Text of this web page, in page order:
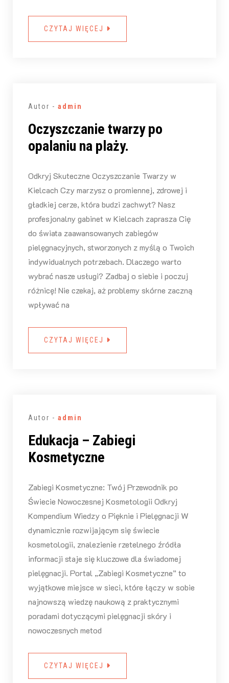
CZYTAJ WIĘCEJ
Autor - admin
Oczyszczanie twarzy po
opalaniu na plaży.
Odkryj Skuteczne Oczyszczanie Twarzy w
Kielcach Czy marzysz o promiennej, zdrowej i
gładkiej cerze, która budzi zachwyt? Nasz
profesjonalny gabinet w Kielcach zaprasza Cię
do świata zaawansowanych zabiegów
pielęgnacyjnych, stworzonych z myślą o Twoich
indywidualnych potrzebach. Dlaczego warto
wybrać nasze usługi? Zadbaj o siebie i poczuj
różnicę! Nie czekaj, aż problemy skórne zaczną
wpływać na
CZYTAJ WIĘCEJ
Autor - admin
Edukacja – Zabiegi
Kosmetyczne
Zabiegi Kosmetyczne: Twój Przewodnik po
Świecie Nowoczesnej Kosmetologii Odkryj
Kompendium Wiedzy o Pięknie i Pielęgnacji W
dynamicznie rozwijającym się świecie
kosmetologii, znalezienie rzetelnego źródła
informacji staje się kluczowe dla świadomej
pielęgnacji. Portal „Zabiegi Kosmetyczne” to
wyjątkowe miejsce w sieci, które łączy w sobie
najnowszą wiedzę naukową z praktycznymi
poradami dotyczącymi pielęgnacji skóry i
nowoczesnych metod
CZYTAJ WIĘCEJ